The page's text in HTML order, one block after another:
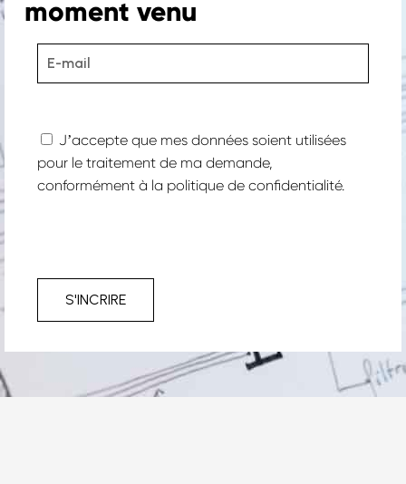
Une équipe unique
–
moment venu
Jʼaccepte que mes données soient utilisées
pour le traitement de ma demande,
conformément à la politique de confidentialité.
S'INCRIRE